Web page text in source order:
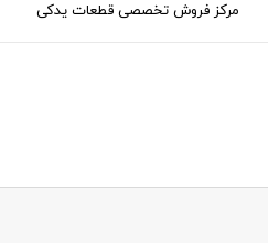
مرکز فروش تخصصی قطعات یدکی